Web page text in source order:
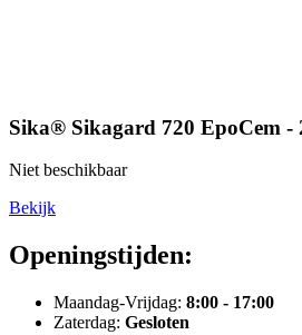
Sika® Sikagard 720 EpoCem -
Niet beschikbaar
Bekijk
Openingstijden:
Maandag-Vrijdag: 8:00 - 17:00
Zaterdag: Gesloten